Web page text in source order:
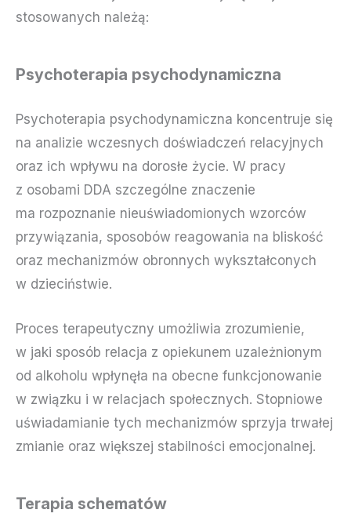
stosowanych należą:
Psychoterapia psychodynamiczna
Psychoterapia psychodynamiczna koncentruje się
na analizie wczesnych doświadczeń relacyjnych
oraz ich wpływu na dorosłe życie. W pracy
z osobami DDA szczególne znaczenie
ma rozpoznanie nieuświadomionych wzorców
przywiązania, sposobów reagowania na bliskość
oraz mechanizmów obronnych wykształconych
w dzieciństwie.
Proces terapeutyczny umożliwia zrozumienie,
w jaki sposób relacja z opiekunem uzależnionym
od alkoholu wpłynęła na obecne funkcjonowanie
w związku i w relacjach społecznych. Stopniowe
uświadamianie tych mechanizmów sprzyja trwałej
zmianie oraz większej stabilności emocjonalnej.
Terapia schematów